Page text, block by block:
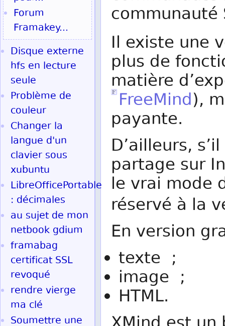
communauté
Il existe une
plus de
matière
FreeMind),
payante.
D’ailleurs,
partage sur
le vrai mode
réservé à la
En version
texte ;
image ;
HTML.
Forum
Framakey...
Disque externe
hfs en lecture
seule
Problème de
couleur
Changer la
langue d'un
clavier sous
xubuntu
LibreOfficePortable
: décimales
au sujet de mon
netbook gdium
framabag
certificat SSL
revoqué
rendre vierge
ma clé
Soumettre une